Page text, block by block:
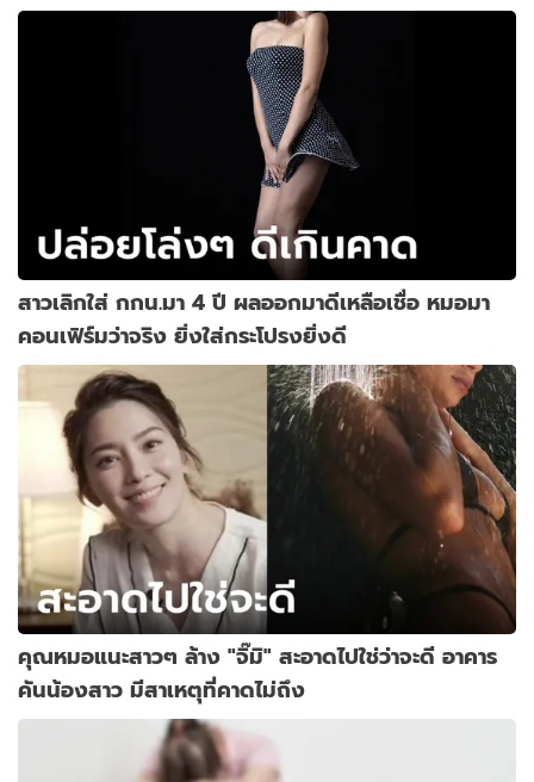
สาวเลิกใส่ กกน.มา 4 ปี ผลออกมาดีเหลือเชื่อ หมอมา
คอนเฟิร์มว่าจริง ยิ่งใส่กระโปรงยิ่งดี
คุณหมอแนะสาวๆ ล้าง "จิ๊มิ" สะอาดไปใช่ว่าจะดี อาคาร
คันน้องสาว มีสาเหตุที่คาดไม่ถึง